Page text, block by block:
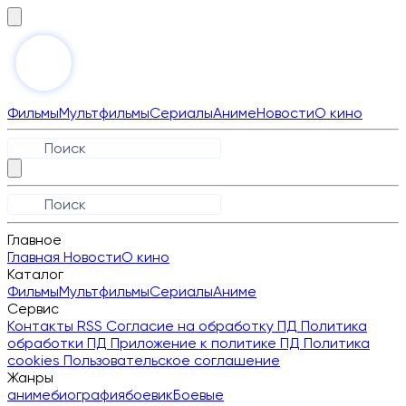
ФильмыМультфильмыСериалыАнимеНовостиО кино
Главное
Главная НовостиО кино
Каталог
ФильмыМультфильмыСериалыАниме
Сервис
Контакты RSS Согласие на обработку ПД Политика
обработки ПД Приложение к политике ПД Политика
cookies Пользовательское соглашение
Жанры
анимебиографиябоевикБоевые